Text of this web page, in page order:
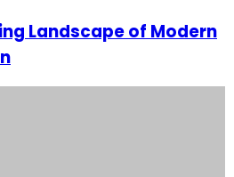
Landscape of Modern